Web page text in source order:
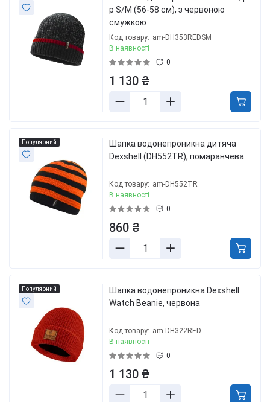
р S/M (56-58 см), з червоною
смужкою
Код товару: am-DH353REDSM
В наявності
0
1 130 ₴
Популярний
Шапка водонепроникна дитяча
Dexshell (DH552TR), помаранчева
Код товару: am-DH552TR
В наявності
0
860 ₴
Популярний
Шапка водонепроникна Dexshell
Watch Beanie, червона
Код товару: am-DH322RED
В наявності
0
1 130 ₴